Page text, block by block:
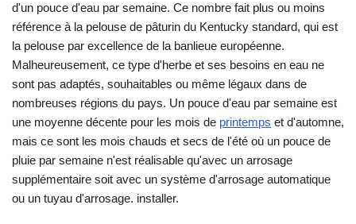
d'un pouce d'eau par semaine. Ce nombre fait plus ou moins
référence à la pelouse de pâturin du Kentucky standard, qui est
la pelouse par excellence de la banlieue européenne.
Malheureusement, ce type d'herbe et ses besoins en eau ne
sont pas adaptés, souhaitables ou même légaux dans de
nombreuses régions du pays. Un pouce d'eau par semaine est
une moyenne décente pour les mois de printemps et d'automne,
mais ce sont les mois chauds et secs de l'été où un pouce de
pluie par semaine n'est réalisable qu'avec un arrosage
supplémentaire soit avec un système d'arrosage automatique
ou un tuyau d'arrosage. installer.